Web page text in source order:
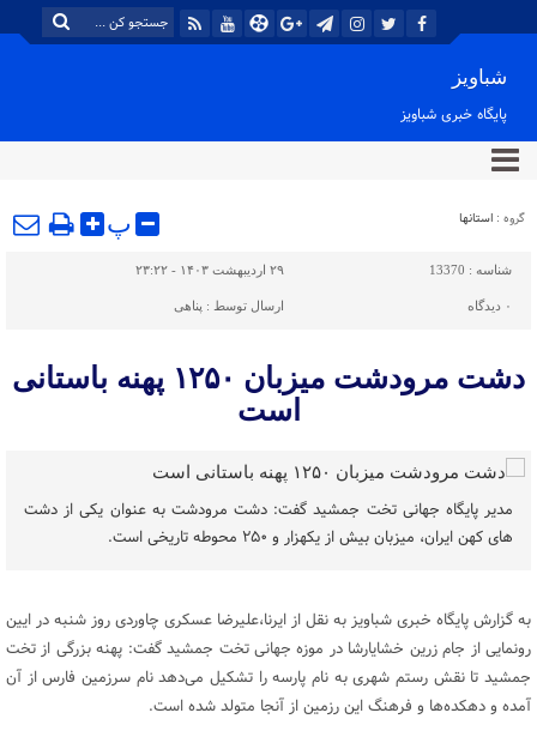
شباویز
پایگاه خبری شباویز
گروه : استانها پ
شناسه : 13370 ۲۹ اردیبهشت ۱۴۰۳ - ۲۳:۲۲
۰ دیدگاه ارسال توسط : پناهی
دشت مرودشت میزبان ۱۲۵۰ پهنه باستانی
است
مدیر پایگاه جهانی ت​​​​​​​خت جمشید گفت: دشت مرودشت به عنوان یکی از دشت
های کهن ایران، میزبان بیش از یکهزار و ۲۵۰ محوطه تاریخی است.
به گزارش پایگاه خبری شباویز به نقل از ایرنا،علیرضا عسکری چاوردی روز شنبه در ایین
رونمایی از جام زرین خشایارشا در موزه جهانی تخت جمشید گفت: پهنه بزرگی از تخت
جمشید تا نقش رستم شهری به نام پارسه را تشکیل می‌دهد نام سرزمین فارس از آن
آمده و دهکده‌ها و فرهنگ این رزمین از آنجا متولد شده است.